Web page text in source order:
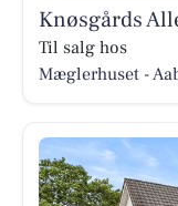
Knøsgårds
Til salg hos
Mæglerhuset -